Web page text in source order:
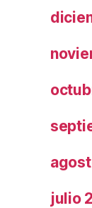
julio